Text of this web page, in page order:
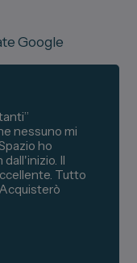
Google
nessuno mi
ho
Il
Tutto